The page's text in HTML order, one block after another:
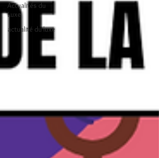
Actualités du
Luxe
actualité du luxe